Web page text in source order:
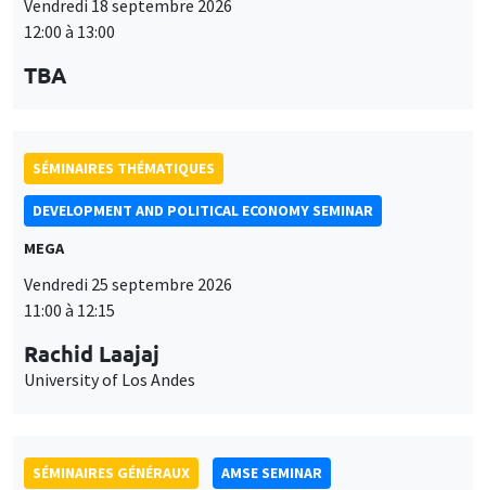
Vendredi 18 septembre 2026
12:00 à 13:00
TBA
SÉMINAIRES THÉMATIQUES
DEVELOPMENT AND POLITICAL ECONOMY SEMINAR
MEGA
Vendredi 25 septembre 2026
11:00 à 12:15
Rachid Laajaj
University of Los Andes
SÉMINAIRES GÉNÉRAUX
AMSE SEMINAR